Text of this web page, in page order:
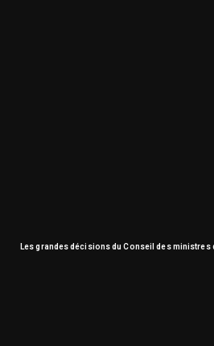
Les grandes décisions du Conseil des ministres